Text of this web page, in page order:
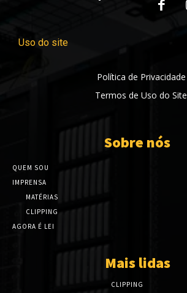
Uso do site
Política de Privacidade
Termos de Uso do Site
Sobre nós
QUEM SOU
IMPRENSA
MATÉRIAS
CLIPPING
AGORA É LEI
Mais lidas
CLIPPING